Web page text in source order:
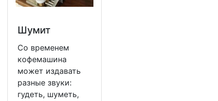
Шумит
Со временем
кофемашина
может издавать
разные звуки:
гудеть, шуметь,